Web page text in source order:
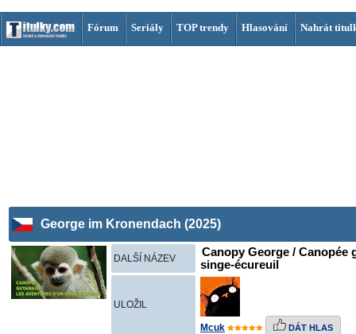
Fórum Seriály TOP trendy Hlasování Nahrát
George im Kronendach (2025)
DALŠÍ NÁZEV
Canopy George / Canopée
singe-écureuil
ULOŽIL
Mcuk DÁT HLAS